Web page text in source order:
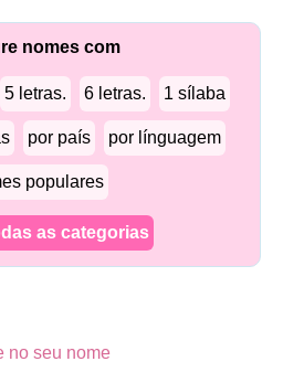
nomes com
5 letras. 6 letras. 1 sílaba
por país por línguagem
populares
as categorias
no seu nome